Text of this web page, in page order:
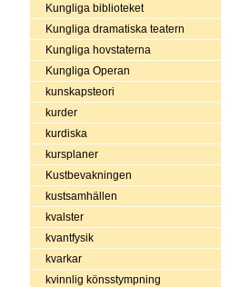
Kungliga biblioteket
Kungliga dramatiska teatern
Kungliga hovstaterna
Kungliga Operan
kunskapsteori
kurder
kurdiska
kursplaner
Kustbevakningen
kustsamhällen
kvalster
kvantfysik
kvarkar
kvinnlig könsstympning